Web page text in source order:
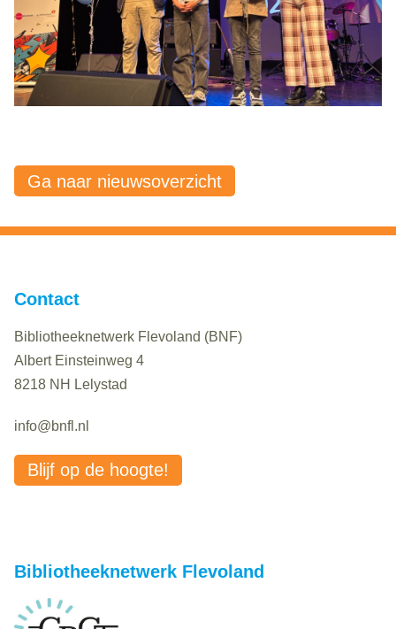
Ga naar nieuwsoverzicht
Contact
Bibliotheeknetwerk Flevoland (BNF)
Albert Einsteinweg 4
8218 NH Lelystad
info@bnfl.nl
Blijf op de hoogte!
Bibliotheeknetwerk Flevoland